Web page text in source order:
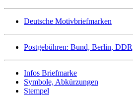
Deutsche Motivbriefmarken
Postgebühren: Bund, Berlin,
Infos Briefmarke
Symbole, Abkürzungen
Stempel